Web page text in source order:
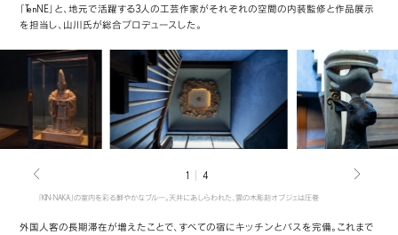
「TenNE」と、地元で活躍する3人の工芸作家がそれぞれの空間の内装監修と作品展示
を担当し、山川氏が総合プロデュースした。
「KIN-NAKA」の室内を彩る鮮やかなブルー。天井にあしらわれた、雲の木彫刻オブジェは圧巻
1 4
外国人客の長期滞在が増えたことで、すべての宿にキッチンとバスを完備。これまで